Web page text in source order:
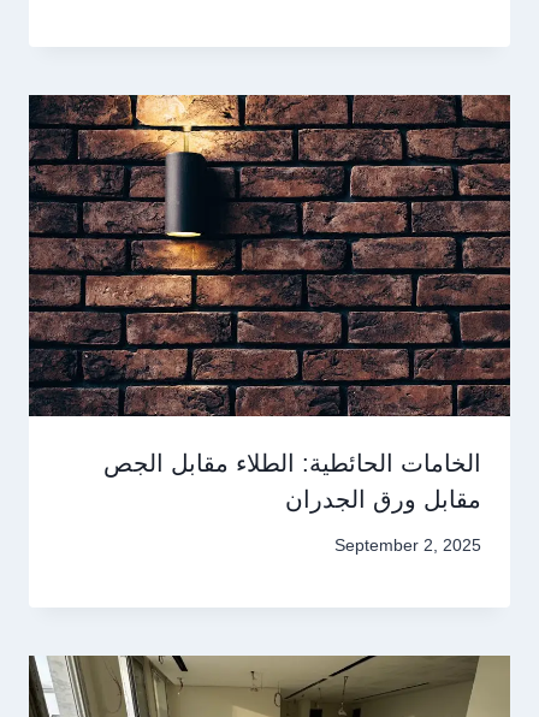
الخامات الحائطية: الطلاء مقابل الجص
مقابل ورق الجدران
September 2, 2025